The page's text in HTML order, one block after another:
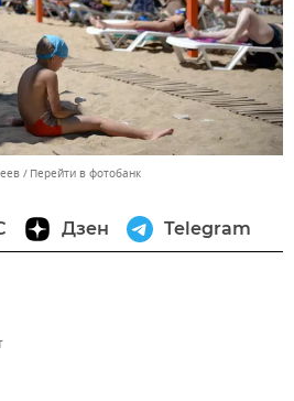
Перейти в фотобанк
Дзен Telegram